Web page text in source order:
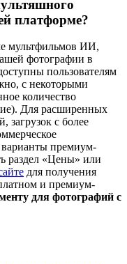
платформе?
мультфильмов ИИ,
фотографии в
пользователям
с некоторыми
количество
Для расширенных
загрузок с более
премиум-
раздел «Цены» или
для получения
и премиум-
для фотографий с